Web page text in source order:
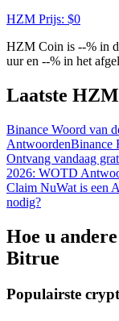
Log inAanmelden
HZM Prijs: $0
HZM Coin is --% in
uur en --% in het
Laatste
Binance Woord van
AntwoordenBinance
Ontvang vandaag
2026: WOTD
Claim NuWat is een
nodig?
Hoe u
Bitrue
Populairste